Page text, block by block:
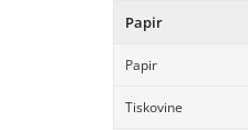
Papir
Papir
Tiskovine